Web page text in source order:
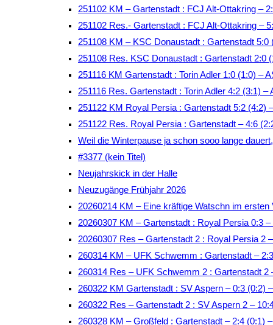
251102 KM – Gartenstadt : FCJ Alt-Ottakring –
251102 Res.- Gartenstadt : FCJ Alt-Ottakring –
251108 KM – KSC Donaustadt : Gartenstadt 5:0
251108 Res. KSC Donaustadt : Gartenstadt 2:0
251116 KM Gartenstadt : Torin Adler 1:0 (1:0) –
251116 Res. Gartenstadt : Torin Adler 4:2 (3:1) –
251122 KM Royal Persia : Gartenstadt 5:2 (4:2)
251122 Res. Royal Persia : Gartenstadt – 4:6
Weil die Winterpause ja schon sooo lange
#3377 (kein Titel)
Neujahrskick in der Halle
Neuzugänge Frühjahr 2026
20260214 KM – Eine kräftige Watschn im ersten
20260307 KM – Gartenstadt : Royal Persia 0:3
20260307 Res – Gartenstadt 2 : Royal Persia 2
260314 KM – UFK Schwemm : Gartenstadt –
260314 Res – UFK Schwemm 2 : Gartenstadt 2
260322 KM Gartenstadt : SV Aspern – 0:3 (0:2)
260322 Res – Gartenstadt 2 : SV Aspern 2 –
260328 KM – Großfeld : Gartenstadt – 2:4 (0:1)